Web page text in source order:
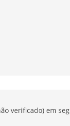
verificado) em